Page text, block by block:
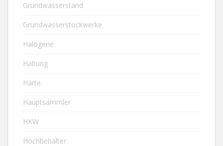
Grundwasserstand
Grundwasserstockwerke
Halogene
Haltung
Härte
Hauptsammler
HKW
Hochbehälter